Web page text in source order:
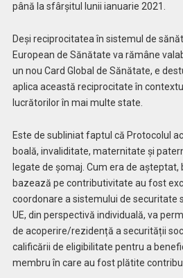
până la sfârșitul lunii ianuarie 2021.
Deși reciprocitatea în sistemul de
European de Sănătate va rămâne
un nou Card Global de Sănătate, e
aplica această reciprocitate în
lucrătorilor în mai multe state.
Este de subliniat faptul că Protocolul
boală, invaliditate, maternitate și
legate de șomaj. Cum era de așteptat,
bazează pe contributivitate au fost
coordonare a sistemului de securitate
UE, din perspectivă individuală, va
de acoperire/rezidență a securității
calificării de eligibilitate pentru a
membru în care au fost plătite